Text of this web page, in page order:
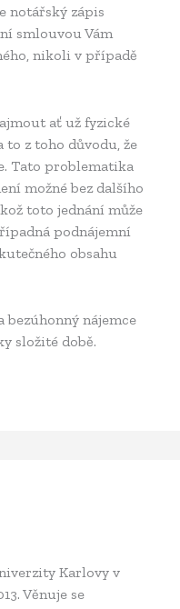
notářský zápis
smlouvou Vám
nikoli v případě
ať už fyzické
z toho důvodu, že
Tato problematika
možné bez dalšího
toto jednání může
podnájemní
obsahu
bezúhonný nájemce
složité době.
Karlovy v
Věnuje se